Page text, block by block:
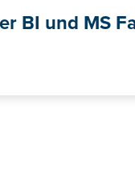
BI und MS